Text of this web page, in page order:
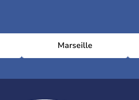
Marseille